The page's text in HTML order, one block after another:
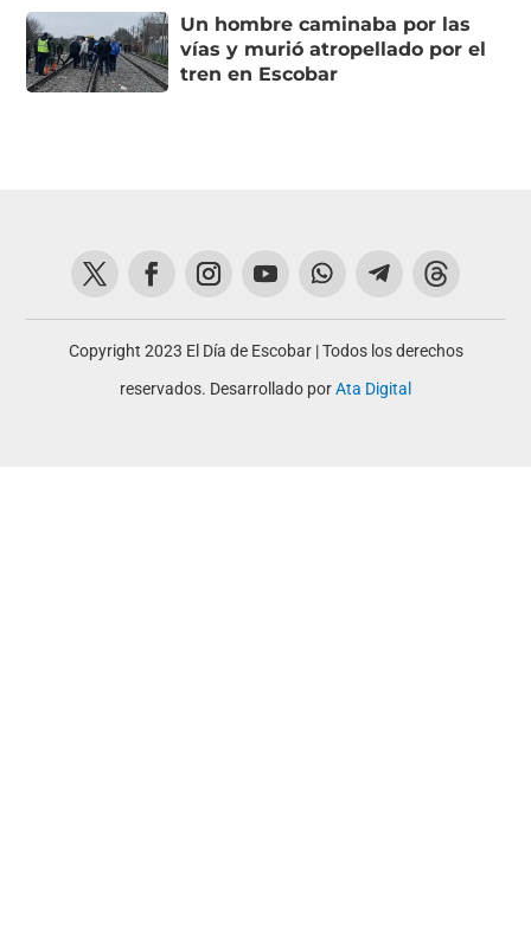
Un hombre caminaba por las
vías y murió atropellado por el
tren en Escobar
Copyright 2023 El Día de Escobar | Todos los derechos
reservados. Desarrollado porAta Digital